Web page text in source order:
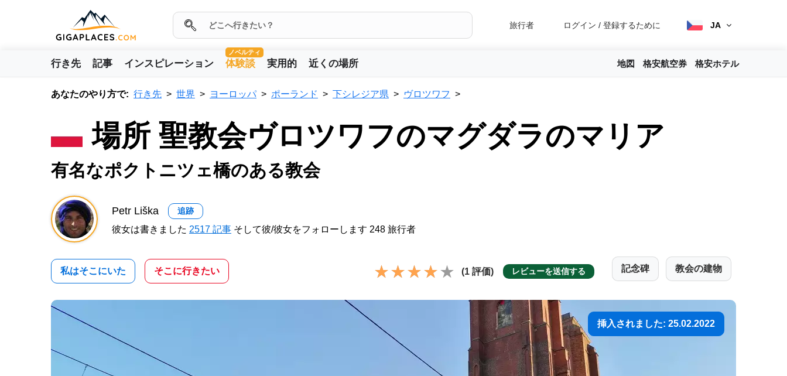
旅行者 ログイン / 登録するために JA
行き先 記事 インスピレーション
ノベルティ
体験談 実用的 近くの場所 地図 格安航空券 格安ホテル
あなたのやり方で: 行き先 世界 ヨーロッパ ポーランド 下シレジア県 ヴロツワフ
場所 聖教会ヴロツワフのマグダラのマリア
有名なポクトニツェ橋のある教会
Petr Liška 追跡
彼女は書きました 2517 記事 そして彼/彼女をフォローします 248 旅行者
私はそこにいた そこに行きたい (1 評価) レビューを送信する 記念碑 教会の建物
挿入されました: 25.02.2022